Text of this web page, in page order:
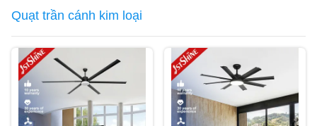
Quạt trần cánh kim loại